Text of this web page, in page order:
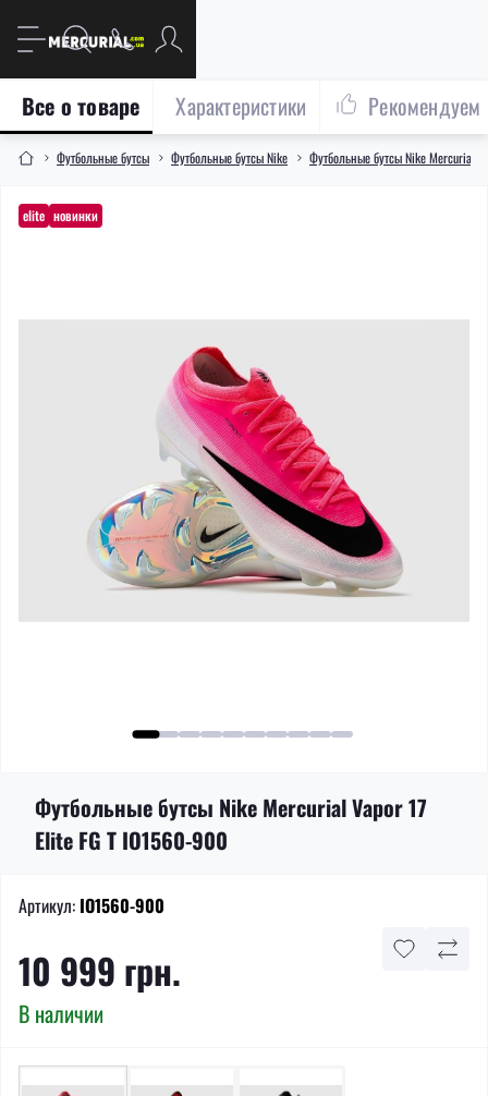
Футбольные бутсы Футбольные бутсы Nike Футбольные бутсы Nike Mercurial
Все о товаре Характеристики Рекомендуем
elite новинки
Футбольные бутсы Nike Mercurial Vapor 17
Elite FG T IO1560-900
Артикул: IO1560-900
10 999 грн.
В наличии